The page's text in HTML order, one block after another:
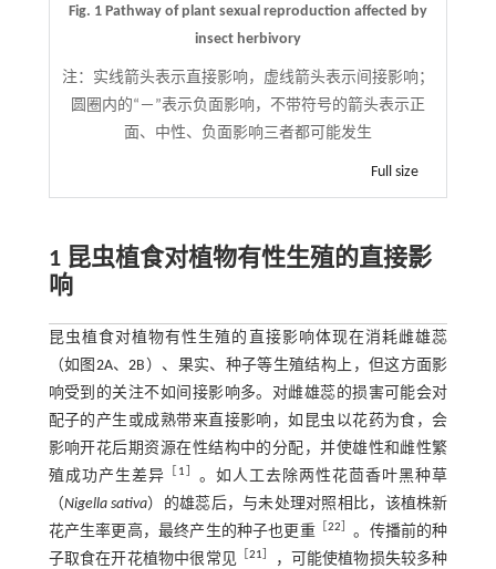
Fig. 1 Pathway of plant sexual reproduction affected by
insect herbivory
注： 实线箭头表示直接影响，虚线箭头表示间接影响；
圆圈内的“－”表示负面影响，不带符号的箭头表示正
面、中性、负面影响三者都可能发生
Full size
1 昆虫植食对植物有性生殖的直接影
响
昆虫植食对植物有性生殖的直接影响体现在消耗雌雄蕊
（如图 2A、2B）、果实、种子等生殖结构上，但这方面影
响受到的关注不如间接影响多。对雌雄蕊的损害可能会对
配子的产生或成熟带来直接影响，如昆虫以花药为食，会
影响开花后期资源在性结构中的分配，并使雄性和雌性繁
殖成功产生差异
1
。如人工去除两性花茴香叶黑种草
（Nigella sativa）的雄蕊后，与未处理对照相比，该植株新
花产生率更高，最终产生的种子也更重［22
。传播前的种
子取食在开花植物中很常见 ［21
，可能使植物损失较多种